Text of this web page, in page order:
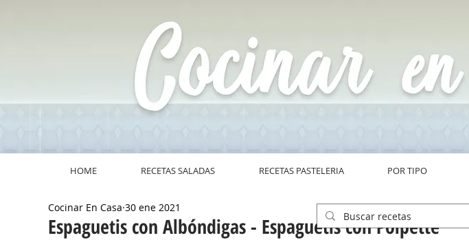
HOME RECETAS SALADAS RECETAS PASTELERIA POR TIPO
Espaguetis con Albóndigas - Espaguetis con Polpette
Cocinar En Casa 30 ene 2021